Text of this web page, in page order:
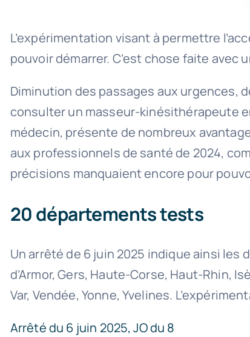
L’expérimentation visant à permettre
pouvoir démarrer. C’est chose faite avec
Diminution des passages aux urgences,
consulter un masseur-kinésithérapeute
médecin, présente de nombreux
aux professionnels de santé de 2024,
précisions manquaient encore pour
20 départements tests
Un arrêté de 6 juin 2025 indique ainsi les
d’Armor, Gers, Haute-Corse, Haut-Rhin,
Var, Vendée, Yonne, Yvelines.
Arrêté du 6 juin 2025, JO du 8